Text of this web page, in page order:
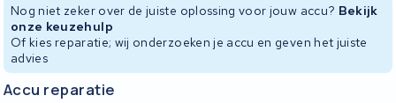
Nog niet zeker over de juiste oplossing voor jouw accu? Bekijk
onze keuzehulp
Of kies reparatie; wij onderzoeken je accu en geven het juiste
advies
Accu reparatie